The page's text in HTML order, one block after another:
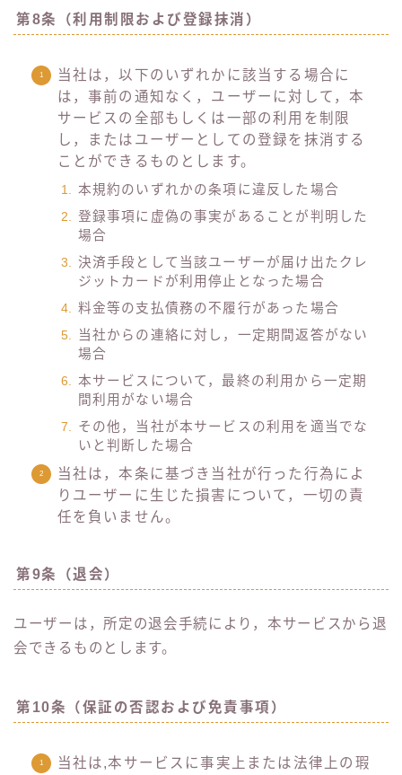
第8条（利用制限および登録抹消）
当社は，以下のいずれかに該当する場合に
は，事前の通知なく，ユーザーに対して，本
サービスの全部もしくは一部の利用を制限
し，またはユーザーとしての登録を抹消する
ことができるものとします。
本規約のいずれかの条項に違反した場合
登録事項に虚偽の事実があることが判明した
場合
決済手段として当該ユーザーが届け出たクレ
ジットカードが利用停止となった場合
料金等の支払債務の不履行があった場合
当社からの連絡に対し，一定期間返答がない
場合
本サービスについて，最終の利用から一定期
間利用がない場合
その他，当社が本サービスの利用を適当でな
いと判断した場合
当社は，本条に基づき当社が行った行為によ
りユーザーに生じた損害について，一切の責
任を負いません。
第9条（退会）
ユーザーは，所定の退会手続により，本サービスから退
会できるものとします。
第10条（保証の否認および免責事項）
当社は,本サービスに事実上または法律上の瑕